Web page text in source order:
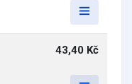
43,40 Kč